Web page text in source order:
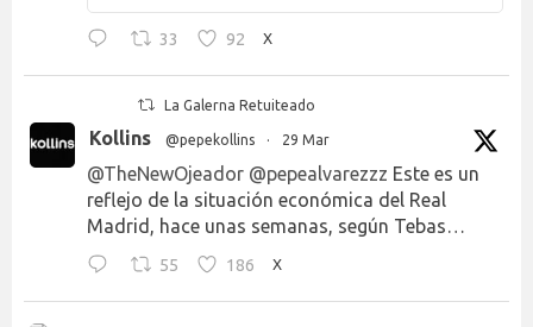
33 92 X
La Galerna Retuiteado
Kollins @pepekollins · 29 Mar
@TheNewOjeador @pepealvarezzz Este es un
reflejo de la situación económica del Real
Madrid, hace unas semanas, según Tebas…
55 186 X